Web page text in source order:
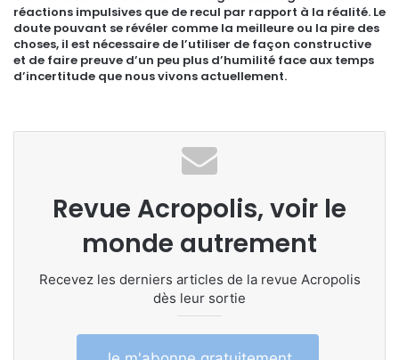
réactions impulsives que de recul par rapport à la réalité. Le
doute pouvant se révéler comme la meilleure ou la pire des
choses, il est nécessaire de l’utiliser de façon constructive
et de faire preuve d’un peu plus d’humilité face aux temps
d’incertitude que nous vivons actuellement.
Revue Acropolis, voir le
monde autrement
Recevez les derniers articles de la revue Acropolis
dès leur sortie